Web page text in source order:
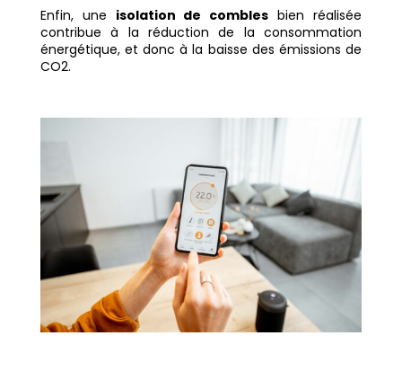
Enfin, une isolation de combles bien réalisée
contribue à la réduction de la consommation
énergétique, et donc à la baisse des émissions de
CO2.